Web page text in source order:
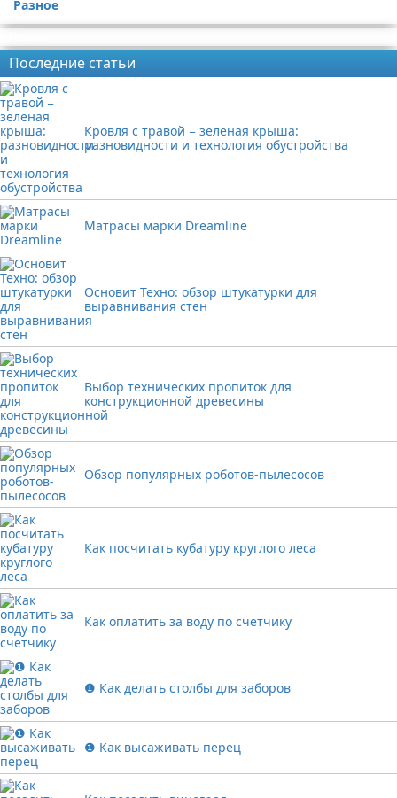
Разное
Последние статьи
Кровля с травой − зеленая крыша:
разновидности и технология обустройства
Матрасы марки Dreamline
Основит Техно: обзор штукатурки для
выравнивания стен
Выбор технических пропиток для
конструкционной древесины
Обзор популярных роботов-пылесосов
Как посчитать кубатуру круглого леса
Как оплатить за воду по счетчику
❶ Как делать столбы для заборов
❶ Как высаживать перец